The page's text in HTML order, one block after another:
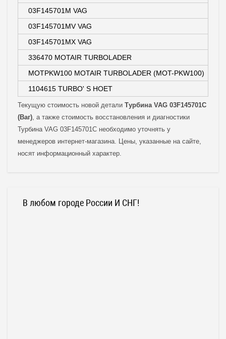
03F145701M VAG
03F145701MV VAG
03F145701MX VAG
336470 MOTAIR TURBOLADER
MOTPKW100 MOTAIR TURBOLADER (MOT-PKW100)
1104615 TURBO' S HOET
Текущую стоимость новой детали Турбина VAG 03F145701C
(Ваг), а также стоимость восстановления и диагностики
Турбина VAG 03F145701C необходимо уточнять у
менеджеров интернет-магазина. Цены, указанные на сайте,
носят информационный характер.
В любом городе России И СНГ!